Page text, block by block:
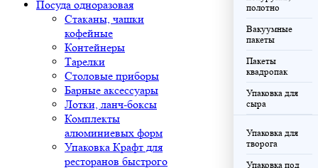
Посуда одноразовая
Стаканы, чашки
кофейные
Контейнеры
Тарелки
Столовые приборы
Барные аксессуары
Лотки, ланч-боксы
Комплекты
алюминиевых форм
Упаковка Крафт для
ресторанов быстрого
полотно
Вакуумные
пакеты
Пакеты
квадропак
Упаковка для
сыра
Упаковка для
творога
Упаковка под